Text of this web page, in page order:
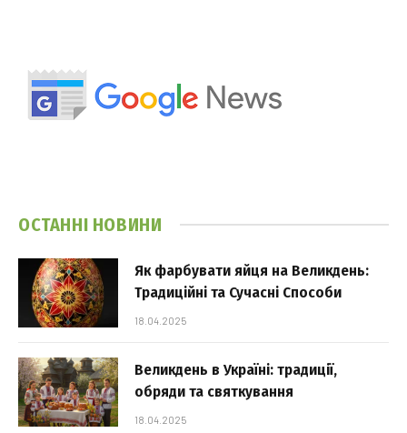
ОСТАННІ НОВИНИ
Як фарбувати яйця на Великдень:
Традиційні та Сучасні Способи
18.04.2025
Великдень в Україні: традиції,
обряди та святкування
18.04.2025